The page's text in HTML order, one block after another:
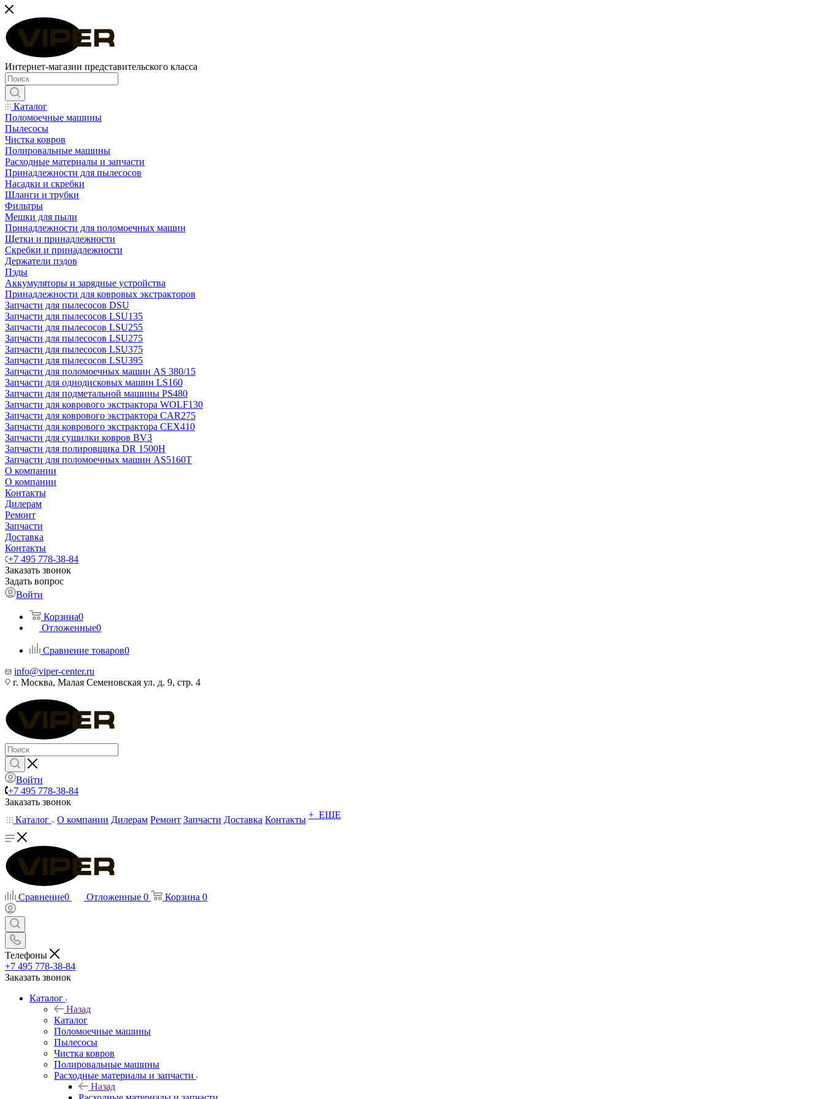
Интернет-магазин представительского класса
Каталог
Поломоечные машины
Пылесосы
Чистка ковров
Полировальные машины
Расходные материалы и запчасти
Принадлежности для пылесосов
Насадки и скребки
Шланги и трубки
Фильтры
Мешки для пыли
Принадлежности для поломоечных машин
Щетки и принадлежности
Скребки и принадлежности
Держатели пэдов
Пэды
Аккумуляторы и зарядные устройства
Принадлежности для ковровых экстракторов
Запчасти для пылесосов DSU
Запчасти для пылесосов LSU135
Запчасти для пылесосов LSU255
Запчасти для пылесосов LSU275
Запчасти для пылесосов LSU375
Запчасти для пылесосов LSU395
Запчасти для поломоечных машин AS 380/15
Запчасти для однодисковых машин LS160
Запчасти для подметальной машины PS480
Запчасти для коврового экстрактора WOLF130
Запчасти для коврового экстрактора CAR275
Запчасти для коврового экстрактора CEX410
Запчасти для сушилки ковров BV3
Запчасти для полировщика DR 1500H
Запчасти для поломоечных машин AS5160T
О компании
О компании
Контакты
Дилерам
Ремонт
Запчасти
Доставка
Контакты
+7 495 778-38-84
Заказать звонок
Задать вопрос
Войти
Корзина0
Отложенные0
Сравнение товаров0
info@viper-center.ru
г. Москва, Малая Семеновская ул. д. 9, стр. 4
Войти
+7 495 778-38-84
Заказать звонок
Каталог
О компании Дилерам Ремонт Запчасти Доставка Контакты + ЕЩЕ
Сравнение0 Отложенные 0 Корзина 0
Телефоны
+7 495 778-38-84
Заказать звонок
Каталог
Назад
Каталог
Поломоечные машины
Пылесосы
Чистка ковров
Полировальные машины
Расходные материалы и запчасти
Назад